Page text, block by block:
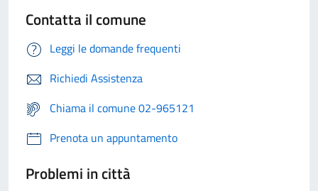
Contatta il comune
Leggi le domande frequenti
Richiedi Assistenza
Chiama il comune 02-965121
Prenota un appuntamento
Problemi in città